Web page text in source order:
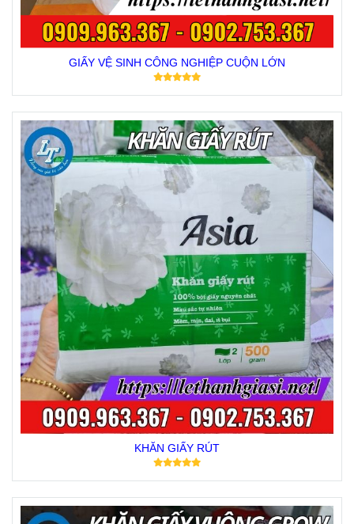
GIẤY VỆ SINH CÔNG NGHIỆP CUỘN LỚN
KHĂN GIẤY RÚT